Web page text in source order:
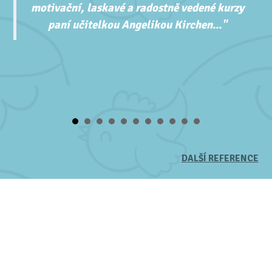
motivační, laskavé a radostně vedené kurzy
paní učitelkou Angelikou Kirchen..."
DALŠÍ REFERENCE